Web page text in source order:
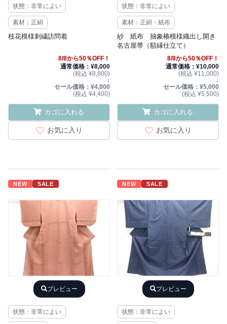
状態：非常によい
素材：正絹
枝花模様刺繍訪問着
8/8から50％OFF！
通常価格：¥8,000
(税込 ¥8,800)
↓
セール価格：¥4,000
(税込 ¥4,400)
カゴに入れる
お気に入り
状態：非常によい
素材：正絹・紙布
紗 紙布 抽象椿模様織出し開き
名古屋帯（額縁仕立て）
8/8から50％OFF！
通常価格：¥10,000
(税込 ¥11,000)
↓
セール価格：¥5,000
(税込 ¥5,500)
カゴに入れる
お気に入り
NEW SALE
プレビュー
状態：非常によい
NEW SALE
プレビュー
状態：非常によい